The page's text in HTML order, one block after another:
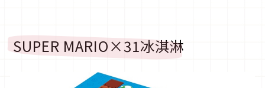
SUPER MARIO×31冰淇淋